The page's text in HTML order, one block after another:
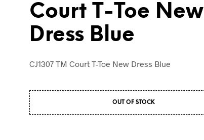
Court T-Toe New
Dress Blue
CJ1307 TM Court T-Toe New Dress Blue
OUT OF STOCK